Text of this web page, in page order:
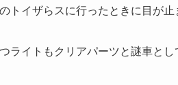
イザらスに行ったときに目が止
イトもクリアパーツと謎車とし